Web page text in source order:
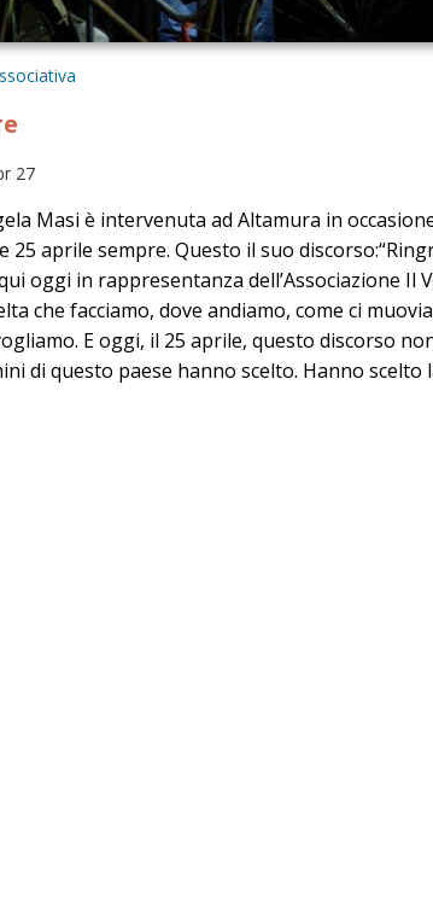
27
Masi è intervenuta ad Altamura in
25 aprile sempre. Questo il suo
oggi in rappresentanza dell’Associazione Il
che facciamo, dove andiamo, come ci
E oggi, il 25 aprile, questo discorso
di questo paese hanno scelto. Hanno scelto